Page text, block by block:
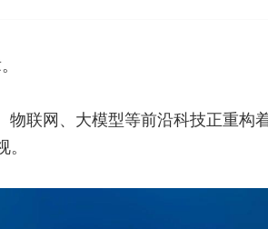
物联网、大模型等前沿科技正重构